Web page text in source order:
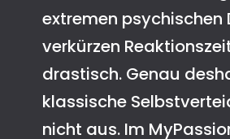
extremen psychischen
verkürzen
drastisch. Genau
klassische
nicht aus. Im